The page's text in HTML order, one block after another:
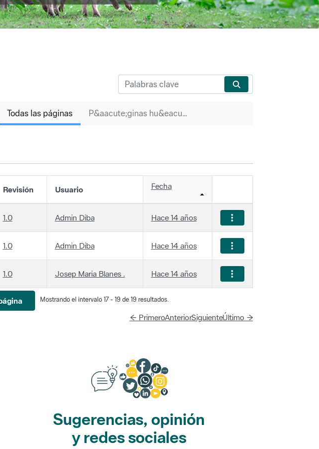
Todas las páginas P&aacute;ginas hu&eacute;rfanas
Revisión Usuario Fecha
1.0 Admin Diba Hace 14 años
1.0 Admin Diba Hace 14 años
1.0 Josep Maria Blanes . Hace 14 años
Mostrando el intervalo 17 - 19 de 19 resultados.
← PrimeroAnteriorSiguienteÚltimo →
Sugerencias, opinión
y redes sociales